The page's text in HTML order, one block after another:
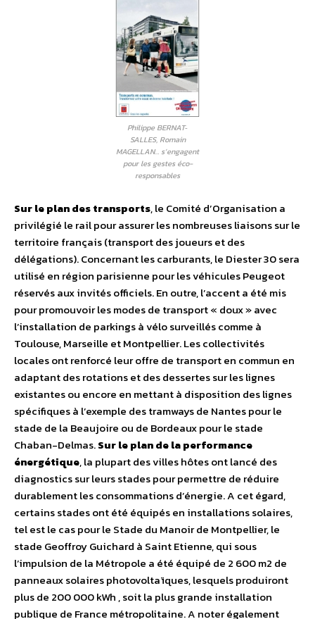
Philippe BERNAT‐
SALLES, Romain
MAGELLAN… s’engagent
pour les gestes éco-
responsables
Sur le plan des transports, le Comité d’Organisation a
privilégié le rail pour assurer les nombreuses liaisons sur le
territoire français (transport des joueurs et des
délégations). Concernant les carburants, le Diester 30 sera
utilisé en région parisienne pour les véhicules Peugeot
réservés aux invités officiels. En outre, l’accent a été mis
pour promouvoir les modes de transport « doux » avec
l’installation de parkings à vélo surveillés comme à
Toulouse, Marseille et Montpellier. Les collectivités
locales ont renforcé leur offre de transport en commun en
adaptant des rotations et des dessertes sur les lignes
existantes ou encore en mettant à disposition des lignes
spécifiques à l’exemple des tramways de Nantes pour le
stade de la Beaujoire ou de Bordeaux pour le stade
Chaban-Delmas.Sur le plan de la performance
énergétique, la plupart des villes hôtes ont lancé des
diagnostics sur leurs stades pour permettre de réduire
durablement les consommations d’énergie. A cet égard,
certains stades ont été équipés en installations solaires,
tel est le cas pour le Stade du Manoir de Montpellier, le
stade Geoffroy Guichard à Saint Etienne, qui sous
l’impulsion de la Métropole a été équipé de 2 600 m2 de
panneaux solaires photovoltaïques, lesquels produiront
plus de 200 000 kWh , soit la plus grande installation
publique de France métropolitaine. A noter également